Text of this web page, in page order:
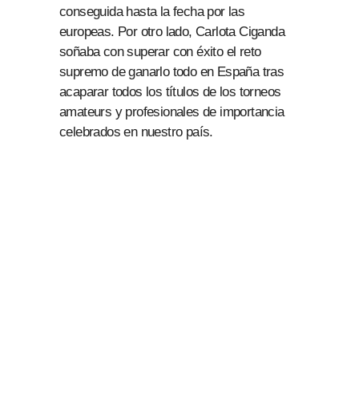
conseguida hasta la fecha por las
europeas. Por otro lado, Carlota Ciganda
soñaba con superar con éxito el reto
supremo de ganarlo todo en España tras
acaparar todos los títulos de los torneos
amateurs y profesionales de importancia
celebrados en nuestro país.